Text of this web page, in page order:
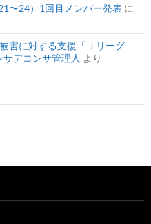
〜24）1回目メンバー発表 に
害に対する支援「Ｊリーグ
サデコンサ管理人 より